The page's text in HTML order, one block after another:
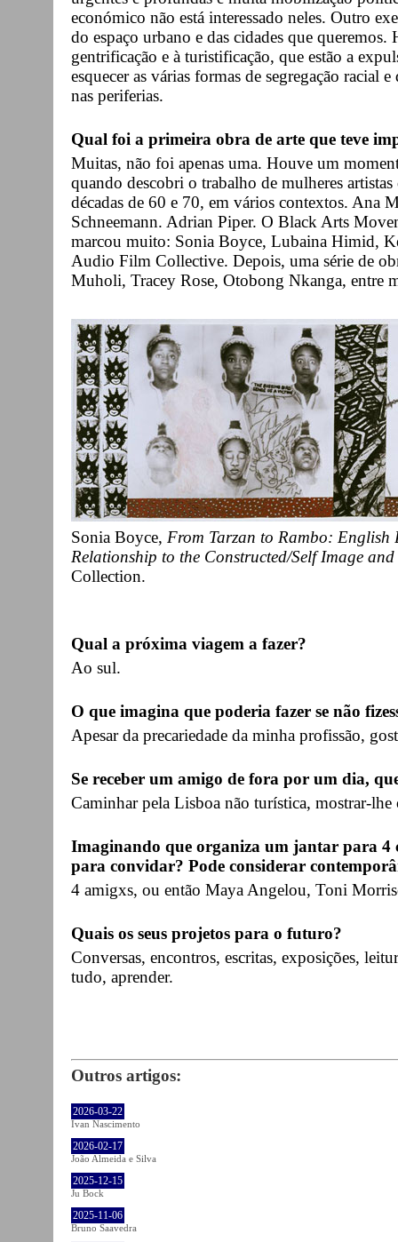
económico não está interessado neles. Outro
do espaço urbano e das cidades que queremos.
gentrificação e à turistificação, que estão a
esquecer as várias formas de segregação racial
nas periferias.
Qual foi a primeira obra de arte que teve
Muitas, não foi apenas uma. Houve um
quando descobri o trabalho de mulheres
décadas de 60 e 70, em vários contextos. Ana
Schneemann. Adrian Piper. O Black Arts
marcou muito: Sonia Boyce, Lubaina Himid,
Audio Film Collective. Depois, uma série de
Muholi, Tracey Rose, Otobong Nkanga, entre
Sonia Boyce, From Tarzan to Rambo: English
Relationship to the Constructed/Self Image
Collection.
Qual a próxima viagem a fazer?
Ao sul.
O que imagina que poderia fazer se não
Apesar da precariedade da minha profissão,
Se receber um amigo de fora por um dia,
Caminhar pela Lisboa não turística, mostrar-lhe
Imaginando que organiza um jantar para 4
para convidar? Pode considerar
4 amigxs, ou então Maya Angelou, Toni
Quais os seus projetos para o futuro?
Conversas, encontros, escritas, exposições,
tudo, aprender.
Outros artigos:
2026-03-22
Ivan Nascimento
2026-02-17
João Almeida e Silva
2025-12-15
Ju Bock
2025-11-06
Bruno Saavedra